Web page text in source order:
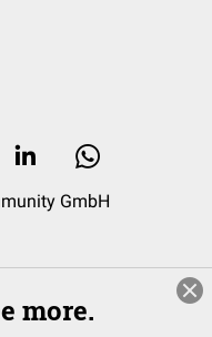
GmbH
more.